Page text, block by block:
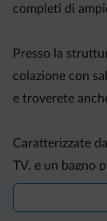
completi di
Presso la
colazione con
e troverete
Caratterizzate
TV, e un bagno
Il Palù Hotel